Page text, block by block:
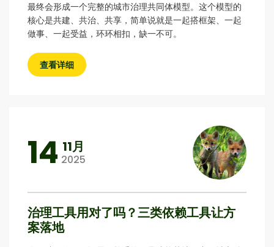
最终会形成一个完整的城市治理共同体模型。这个模型的
核心是共建、共治、共享，简单说就是一起搭框架、一起
做事、一起受益，环环相扣，缺一不可。
查看详细
14 11月
2025
治理工具用对了吗？三类依赖工具让方
案落地